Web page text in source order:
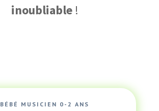
inoubliable !
BÉBÉ MUSICIEN 0-2 ANS